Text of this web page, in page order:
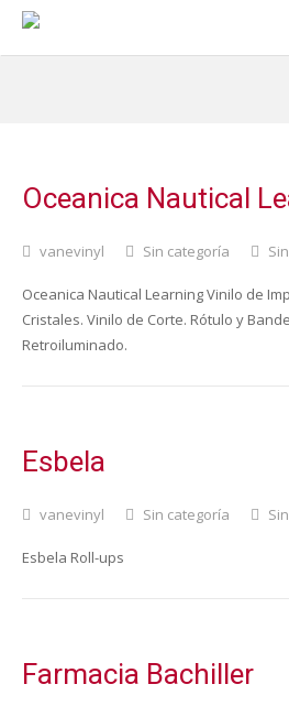
Oceanica Nautical
vanevinyl Sin categoría
Oceanica Nautical Learning Vinilo de
Cristales. Vinilo de Corte. Rótulo y
Retroiluminado.
Esbela
vanevinyl Sin categoría
Esbela Roll-ups
Farmacia Bachiller